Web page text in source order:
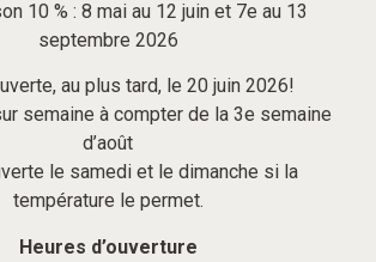
10 % : 8 mai au 12 juin et 7e au 13
septembre 2026
au plus tard, le 20 juin 2026!
semaine à compter de la 3e semaine
d’août
le samedi et le dimanche si la
température le permet.
Heures d’ouverture